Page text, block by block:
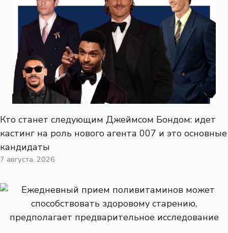
Кто станет следующим Джеймсом Бондом: идет
кастинг на роль нового агента 007 и это основные
кандидаты
7 августа, 2026